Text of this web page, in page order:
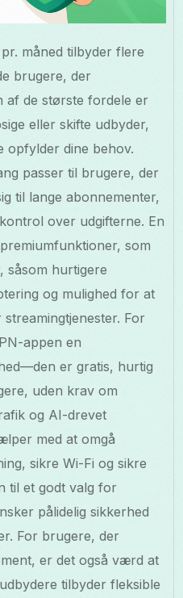
måned tilbyder flere
brugere, der
de største fordele er
eller skifte udbyder,
opfylder dine behov.
passer til brugere, der
til lange abonnementer,
over udgifterne. En
som
såsom hurtigere
og mulighed for at
For
appen en
er gratis, hurtig
uden krav om
og AI-drevet
med at omgå
sikre Wi-Fi og sikre
til et godt valg for
pålidelig sikkerhed
For brugere, der
er det også værd at
tilbyder fleksible